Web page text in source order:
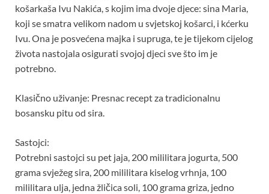
košarkaša Ivu Nakića, s kojim ima dvoje djece: sina Maria,
koji se smatra velikom nadom u svjetskoj košarci, i kćerku
Ivu. Ona je posvećena majka i supruga, te je tijekom cijelog
života nastojala osigurati svojoj djeci sve što im je
potrebno.
Klasično uživanje: Presnac recept za tradicionalnu
bosansku pitu od sira.
Sastojci:
Potrebni sastojci su pet jaja, 200 mililitara jogurta, 500
grama svježeg sira, 200 mililitara kiselog vrhnja, 100
mililitara ulja, jedna žličica soli, 100 grama griza, jedno